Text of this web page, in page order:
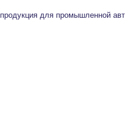
продукция для промышленной